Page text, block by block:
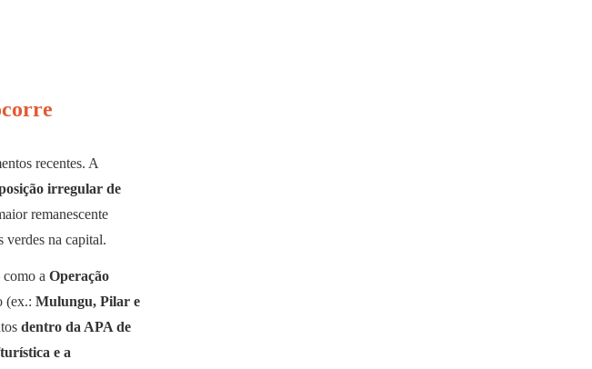
recentes. A
irregular de
remanescente
verdes na capital.
a Operação
(ex.: Mulungu, Pilar e
dentro da APA de
e a